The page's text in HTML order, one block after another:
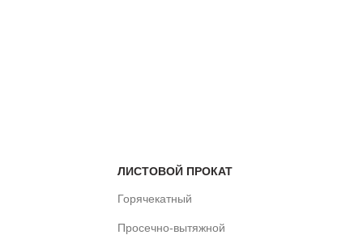
ЛИСТОВОЙ ПРОКАТ
Горячекатный
Просечно-вытяжной